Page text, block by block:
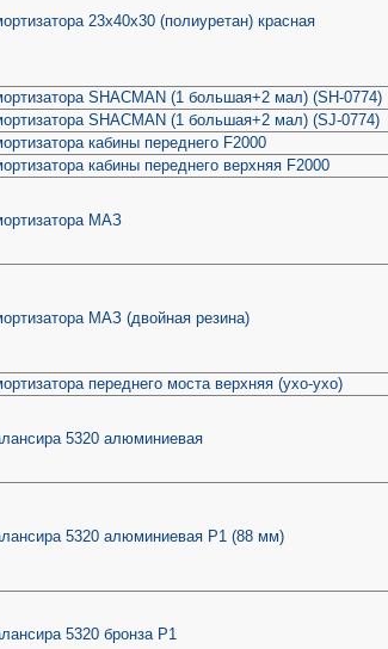
23х40х30 (полиуретан) красная
SHACMAN (1 большая+2 мал) (SH-0774)
SHACMAN (1 большая+2 мал) (SJ-0774)
кабины переднего F2000
кабины переднего верхняя F2000
МАЗ
МАЗ (двойная резина)
переднего моста верхняя (ухо-ухо)
5320 алюминиевая
5320 алюминиевая Р1 (88 мм)
5320 бронза Р1